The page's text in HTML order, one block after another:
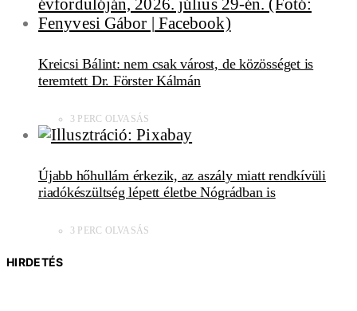
Kreicsi Bálint: nem csak várost, de közösséget is
teremtett Dr. Förster Kálmán
3 PERC OLVASÁS
Újabb hőhullám érkezik, az aszály miatt rendkívüli
riadókészültség lépett életbe Nógrádban is
3 PERC OLVASÁS
HIRDETÉS